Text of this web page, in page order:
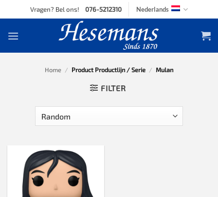
to
Vragen? Bel ons! 076-5212310 Nederlands
Home / Product Productlijn / Serie / Mulan
FILTER